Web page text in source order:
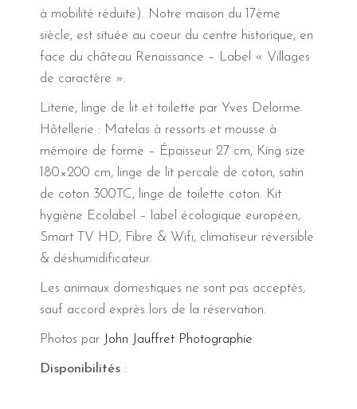
à mobilité réduite). Notre maison du 17ème
siècle, est située au coeur du centre historique, en
face du château Renaissance – Label « Villages
de caractère ».
Literie, linge de lit et toilette par Yves Delorme
Hôtellerie : Matelas à ressorts et mousse à
mémoire de forme – Épaisseur 27 cm, King size
180×200 cm, linge de lit percale de coton, satin
de coton 300TC, linge de toilette coton. Kit
hygiène Ecolabel – label écologique européen,
Smart TV HD, Fibre & Wifi, climatiseur réversible
& déshumidificateur.
Les animaux domestiques ne sont pas acceptés,
sauf accord exprès lors de la réservation.
Photos par John Jauffret Photographie
Disponibilités :